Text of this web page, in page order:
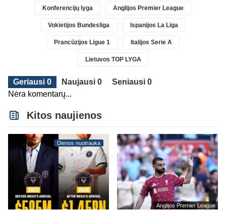
Konferencijų lyga Anglijos Premier League
Vokietijos Bundesliga Ispanijos La Liga
Prancūzijos Ligue 1 Italijos Serie A
Lietuvos TOP LYGA
Geriausi 0 Naujausi 0
Seniausi 0
Nėra komentarų...
Kitos naujienos
Dienos nuotrauka
Anglijos Premier League